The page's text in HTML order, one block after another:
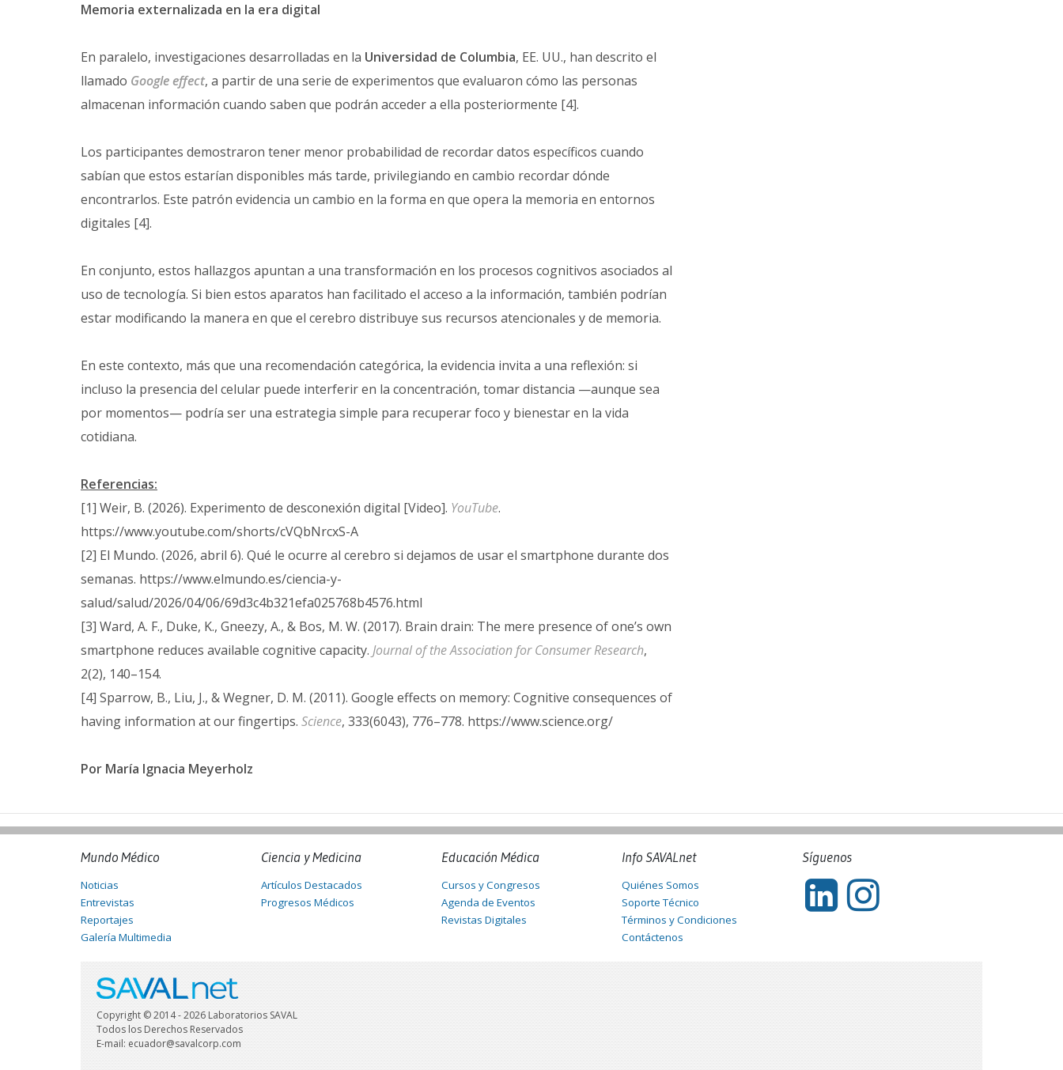
Memoria externalizada en la era digital
En paralelo, investigaciones desarrolladas en la Universidad de Columbia, EE. UU., han descrito el
llamado Google effect, a partir de una serie de experimentos que evaluaron cómo las personas
almacenan información cuando saben que podrán acceder a ella posteriormente [4].
Los participantes demostraron tener menor probabilidad de recordar datos específicos cuando
sabían que estos estarían disponibles más tarde, privilegiando en cambio recordar dónde
encontrarlos. Este patrón evidencia un cambio en la forma en que opera la memoria en entornos
digitales [4].
En conjunto, estos hallazgos apuntan a una transformación en los procesos cognitivos asociados al
uso de tecnología. Si bien estos aparatos han facilitado el acceso a la información, también podrían
estar modificando la manera en que el cerebro distribuye sus recursos atencionales y de memoria.
En este contexto, más que una recomendación categórica, la evidencia invita a una reflexión: si
incluso la presencia del celular puede interferir en la concentración, tomar distancia —aunque sea
por momentos— podría ser una estrategia simple para recuperar foco y bienestar en la vida
cotidiana.
Referencias:
[1] Weir, B. (2026). Experimento de desconexión digital [Video]. YouTube.
https://www.youtube.com/shorts/cVQbNrcxS-A
[2] El Mundo. (2026, abril 6). Qué le ocurre al cerebro si dejamos de usar el smartphone durante dos
semanas. https://www.elmundo.es/ciencia-y-
salud/salud/2026/04/06/69d3c4b321efa025768b4576.html
[3] Ward, A. F., Duke, K., Gneezy, A., & Bos, M. W. (2017). Brain drain: The mere presence of one’s own
smartphone reduces available cognitive capacity. Journal of the Association for Consumer Research,
2(2), 140–154.
[4] Sparrow, B., Liu, J., & Wegner, D. M. (2011). Google effects on memory: Cognitive consequences of
having information at our fingertips. Science, 333(6043), 776–778. https://www.science.org/
Por María Ignacia Meyerholz
Mundo Médico
Noticias
Entrevistas
Reportajes
Galería Multimedia
Ciencia y Medicina
Artículos Destacados
Progresos Médicos
Educación Médica
Cursos y Congresos
Agenda de Eventos
Revistas Digitales
Info SAVALnet
Quiénes Somos
Soporte Técnico
Términos y Condiciones
Contáctenos
Síguenos
Copyright © 2014 - 2026 Laboratorios SAVAL
Todos los Derechos Reservados
E-mail: ecuador@savalcorp.com